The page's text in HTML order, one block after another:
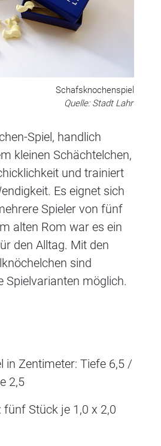
Schafsknochenspiel
Quelle: Stadt Lahr
Spiel, handlich
kleinen Schächtelchen,
und trainiert
Es eignet sich
Spieler von fünf
alten Rom war es ein
den Alltag. Mit den
sind
Spielvarianten möglich.
in Zentimeter: Tiefe 6,5 /
2,5
fünf Stück je 1,0 x 2,0